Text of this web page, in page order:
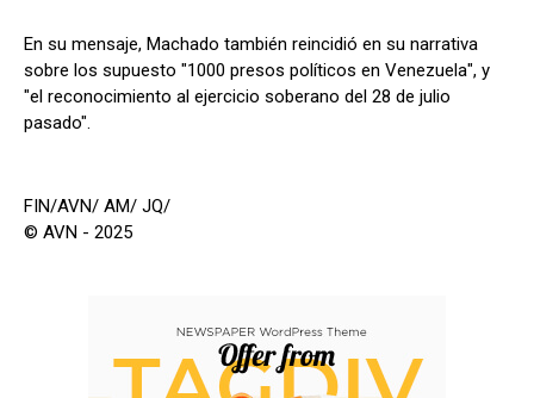
En su mensaje, Machado también reincidió en su narrativa
sobre los supuesto "1000 presos políticos en Venezuela", y
"el reconocimiento al ejercicio soberano del 28 de julio
pasado".
FIN/AVN/ AM/ JQ/
© AVN - 2025